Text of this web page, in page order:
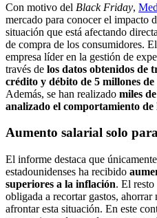
Con motivo del Black Friday,
mercado para conocer el impacto
situación que está afectando
de compra de los consumidores.
empresa líder en la gestión de
través de los datos obtenidos de
crédito y débito de 5 millones de
Además, se han realizado miles
analizado el comportamiento de
Aumento salarial solo
El informe destaca que
estadounidenses ha recibido
superiores a la inflación. El
obligada a recortar gastos, ahorrar
afrontar esta situación. En este